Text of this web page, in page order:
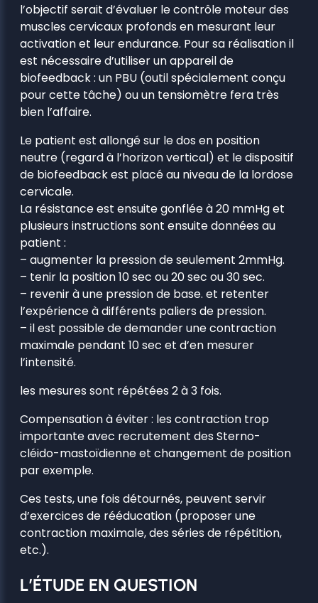
l’objectif serait d’évaluer le contrôle moteur des
muscles cervicaux profonds en mesurant leur
activation et leur endurance. Pour sa réalisation il
est nécessaire d’utiliser un appareil de
biofeedback : un PBU (outil spécialement conçu
pour cette tâche) ou un tensiomètre fera très
bien l’affaire.
Le patient est allongé sur le dos en position
neutre (regard à l’horizon vertical) et le dispositif
de biofeedback est placé au niveau de la lordose
cervicale.
La résistance est ensuite gonflée à 20 mmHg et
plusieurs instructions sont ensuite données au
patient :
– augmenter la pression de seulement 2mmHg.
– tenir la position 10 sec ou 20 sec ou 30 sec.
– revenir à une pression de base. et retenter
l’expérience à différents paliers de pression.
– il est possible de demander une contraction
maximale pendant 10 sec et d’en mesurer
l’intensité.
les mesures sont répétées 2 à 3 fois.
Compensation à éviter : les contraction trop
importante avec recrutement des Sterno-
cléido-mastoïdienne et changement de position
par exemple.
Ces tests, une fois détournés, peuvent servir
d’exercices de rééducation (proposer une
contraction maximale, des séries de répétition,
etc.).
L’ÉTUDE EN QUESTION